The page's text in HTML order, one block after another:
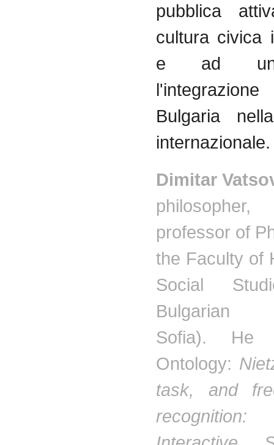
pubblica
cultura civica
e ad un
l'integrazione
Bulgaria nella
internazionale.
Dimitar
philosopher,
professor of
the Faculty of
Social
Bulgarian
Sofia). He
Ontology:
task, and